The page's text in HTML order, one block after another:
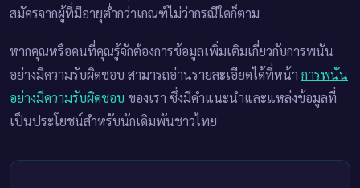
สมัครจากผู้ที่มีอายุต่ำกว่าเกณฑ์ไม่ว่ากรณีใดก็ตาม
หากคุณหรือคนที่คุณรู้จักต้องการข้อมูลเพิ่มเติมเกี่ยวกับการพนัน
อย่างมีความรับผิดชอบ สามารถอ่านรายละเอียดได้ที่หน้า การพนัน
อย่างมีความรับผิดชอบ ของเรา ซึ่งมีคำแนะนำและแหล่งข้อมูลที่
เป็นประโยชน์สำหรับนักเดิมพันชาวไทย